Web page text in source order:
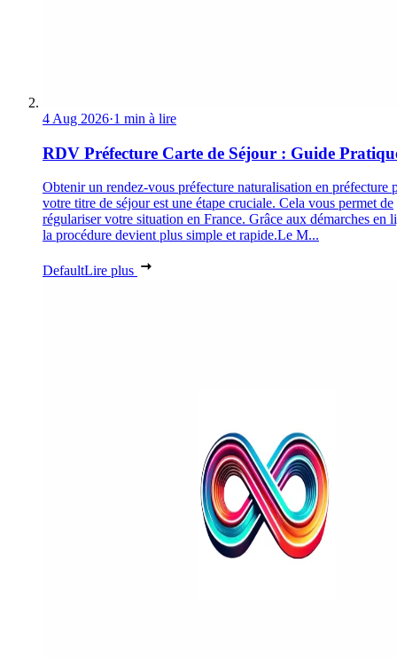
4 Aug 2026·1 min à lire
RDV Préfecture Carte de Séjour : Guide
Obtenir un rendez-vous préfecture naturalisation en préfecture
votre titre de séjour est une étape cruciale. Cela vous permet de
régulariser votre situation en France. Grâce aux démarches en
la procédure devient plus simple et rapide.Le M...
DefaultLire plus